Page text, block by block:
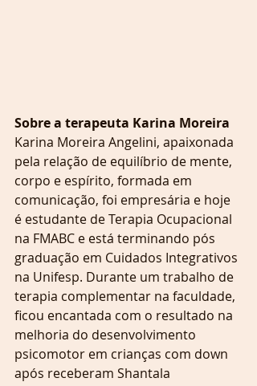
Sobre a terapeuta Karina Moreira
Karina Moreira Angelini, apaixonada
pela relação de equilíbrio de mente,
corpo e espírito, formada em
comunicação, foi empresária e hoje
é estudante de Terapia Ocupacional
na FMABC e está terminando pós
graduação em Cuidados Integrativos
na Unifesp. Durante um trabalho de
terapia complementar na faculdade,
ficou encantada com o resultado na
melhoria do desenvolvimento
psicomotor em crianças com down
após receberam Shantala